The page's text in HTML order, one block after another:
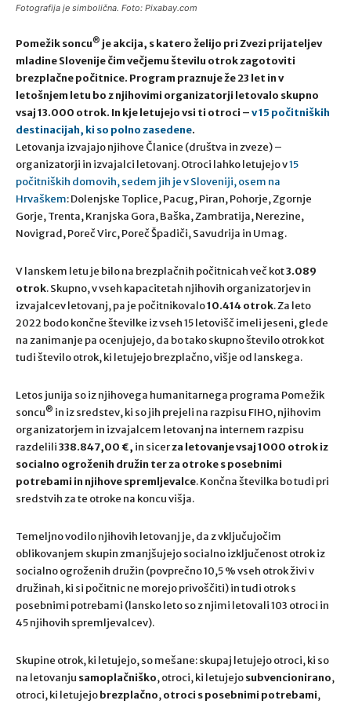
Fotografija je simbolična. Foto: Pixabay.com
Pomežik soncu® je akcija, s katero želijo pri Zvezi prijateljev
mladine Slovenije čim večjemu številu otrok zagotoviti
brezplačne počitnice. Program praznuje že 23 let in v
letošnjem letu bo z njihovimi organizatorji letovalo skupno
vsaj 13.000 otrok. In kje letujejo vsi ti otroci –v 15 počitniških
destinacijah, ki so polno zasedene.
Letovanja izvajajo njihove Članice (društva in zveze) –
organizatorji in izvajalci letovanj. Otroci lahko letujejo v15
počitniških domovih, sedem jih je v Sloveniji, osem na
Hrvaškem:Dolenjske Toplice, Pacug, Piran, Pohorje, Zgornje
Gorje, Trenta, Kranjska Gora, Baška, Zambratija, Nerezine,
Novigrad, Poreč Virc, Poreč Špadiči, Savudrija in Umag.
V lanskem letu je bilo na brezplačnih počitnicah več kot3.089
otrok. Skupno, v vseh kapacitetah njihovih organizatorjev in
izvajalcev letovanj, pa je počitnikovalo10.414 otrok. Za leto
2022 bodo končne številke iz vseh 15 letovišč imeli jeseni, glede
na zanimanje pa ocenjujejo, da bo tako skupno število otrok kot
tudi število otrok, ki letujejo brezplačno, višje od lanskega.
Letos junija so iz njihovega humanitarnega programa Pomežik
soncu® in iz sredstev, ki so jih prejeli na razpisu FIHO, njihovim
organizatorjem in izvajalcem letovanj na internem razpisu
razdelili338.847,00 €, in sicerza letovanje vsaj 1000 otrok iz
socialno ogroženih družin ter za otroke s posebnimi
potrebami in njihove spremljevalce. Končna številka bo tudi pri
sredstvih za te otroke na koncu višja.
Temeljno vodilo njihovih letovanj je, da z vključujočim
oblikovanjem skupin zmanjšujejo socialno izključenost otrok iz
socialno ogroženih družin (povprečno 10,5 % vseh otrok živi v
družinah, ki si počitnic ne morejo privoščiti) in tudi otrok s
posebnimi potrebami (lansko leto so z njimi letovali 103 otroci in
45 njihovih spremljevalcev).
Skupine otrok, ki letujejo, so mešane: skupaj letujejo otroci, ki so
na letovanju samoplačniško, otroci, ki letujejosubvencionirano,
otroci, ki letujejobrezplačno,otroci s posebnimi potrebami,